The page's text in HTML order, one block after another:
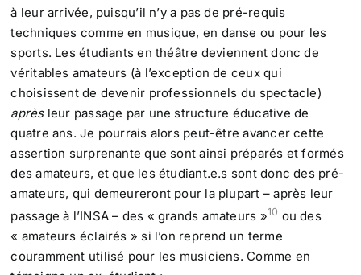
à leur arrivée, puisqu’il n’y a pas de pré-requis
techniques comme en musique, en danse ou pour les
sports. Les étudiants en théâtre deviennent donc de
véritables amateurs (à l’exception de ceux qui
choisissent de devenir professionnels du spectacle)
après leur passage par une structure éducative de
quatre ans. Je pourrais alors peut-être avancer cette
assertion surprenante que sont ainsi préparés et formés
des amateurs, et que les étudiant.e.s sont donc des pré-
amateurs, qui demeureront pour la plupart – après leur
passage à l’INSA – des « grands amateurs »10 ou des
« amateurs éclairés » si l’on reprend un terme
couramment utilisé pour les musiciens. Comme en